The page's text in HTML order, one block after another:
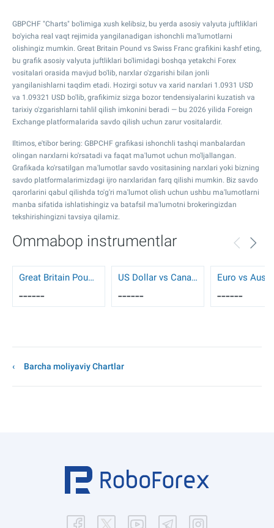
GBPCHF "Charts" bo'limiga xush kelibsiz, bu yerda asosiy valyuta juftliklari
bo'yicha real vaqt rejimida yangilanadigan ishonchli ma'lumotlarni
olishingiz mumkin. Great Britain Pound vs Swiss Franc grafikini kashf eting,
bu grafik asosiy valyuta juftliklari bo'limidagi boshqa yetakchi Forex
vositalari orasida mavjud bo'lib, narxlar o'zgarishi bilan jonli
yangilanishlarni taqdim etadi. Hozirgi sotuv va xarid narxlari 1.0931 USD
va 1.09321 USD bo'lib, grafikimiz sizga bozor tendensiyalarini kuzatish va
tarixiy o'zgarishlarni tahlil qilish imkonini beradi — bu 2026 yilida Foreign
Exchange platformalarida savdo qilish uchun zarur vositalardir.
Iltimos, e'tibor bering: GBPCHF grafikasi ishonchli tashqi manbalardan
olingan narxlarni ko'rsatadi va faqat ma'lumot uchun mo'ljallangan.
Grafikada ko'rsatilgan ma'lumotlar savdo vositasining narxlari yoki bizning
savdo platformalarimizdagi ijro narxlaridan farq qilishi mumkin. Biz savdo
qarorlarini qabul qilishda to'g'ri ma'lumot olish uchun ushbu ma'lumotlarni
manba sifatida ishlatishingiz va batafsil ma'lumotni brokeringizdan
tekshirishingizni tavsiya qilamiz.
Ommabop instrumentlar
Great Britain Pound vs US Dollar
------
US Dollar vs Canadian Dollar
------ ------
Barcha moliyaviy Chartlar